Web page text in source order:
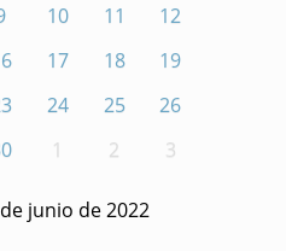
10 11
12
17 18
19
24 25
26
1 2 3
junio de 2022